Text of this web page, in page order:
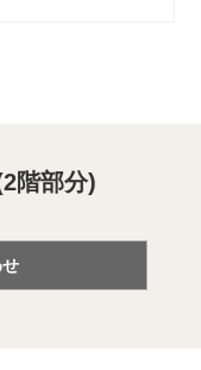
階部分)